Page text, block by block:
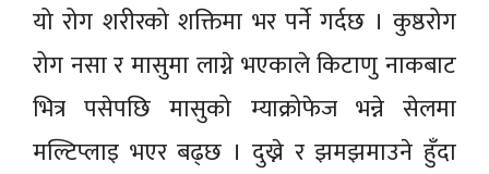
यो रोग शरीरको शक्तिमा भर पर्ने गर्दछ । कुष्ठरोग
रोग नसा र मासुमा लाग्ने भएकाले किटाणु नाकबाट
भित्र पसेपछि मासुको म्याक्रोफेज भन्ने सेलमा
मल्टिप्लाइ भएर बढ्छ । दुख्ने र झमझमाउने हुँदा